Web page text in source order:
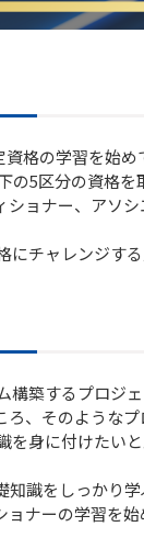
格の学習を始め
の5区分の資格を
ショナー、アソ
にチャレンジす
構築するプロジ
、そのようなプ
を身に付けたいと
知識をしっかり
ナーの学習を始